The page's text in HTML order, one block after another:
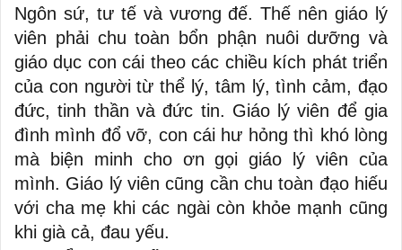
Ngôn sứ, tư tế và vương đế. Thế nên giáo lý
viên phải chu toàn bổn phận nuôi dưỡng và
giáo dục con cái theo các chiều kích phát triển
của con người từ thể lý, tâm lý, tình cảm, đạo
đức, tinh thần và đức tin. Giáo lý viên để gia
đình mình đổ vỡ, con cái hư hỏng thì khó lòng
mà biện minh cho ơn gọi giáo lý viên của
mình. Giáo lý viên cũng cần chu toàn đạo hiếu
với cha mẹ khi các ngài còn khỏe mạnh cũng
khi già cả, đau yếu.